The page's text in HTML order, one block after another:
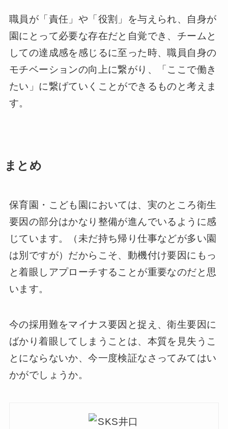
職員が「責任」や「役割」を与えられ、自身が
園にとって必要な存在だと自覚でき、チームと
しての達成感を感じるに至った時、職員自身の
モチベーションの向上に繋がり、「ここで働き
たい」に繋げていくことができるものと考えま
す。
まとめ
保育園・こども園においては、実のところ衛生
要因の部分はかなり整備が進んでいるように感
じています。（未だ持ち帰り仕事などが多い園
は別ですが）だからこそ、動機付け要因にもっ
と着眼しアプローチすることが重要なのだと思
います。
今の採用難をマイナス要因と捉え、衛生要因に
ばかり着眼してしまうことは、本質を見失うこ
とにならないか、今一度検証なさってみてはい
かがでしょうか。